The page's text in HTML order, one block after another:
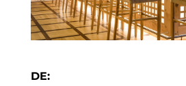
DE: